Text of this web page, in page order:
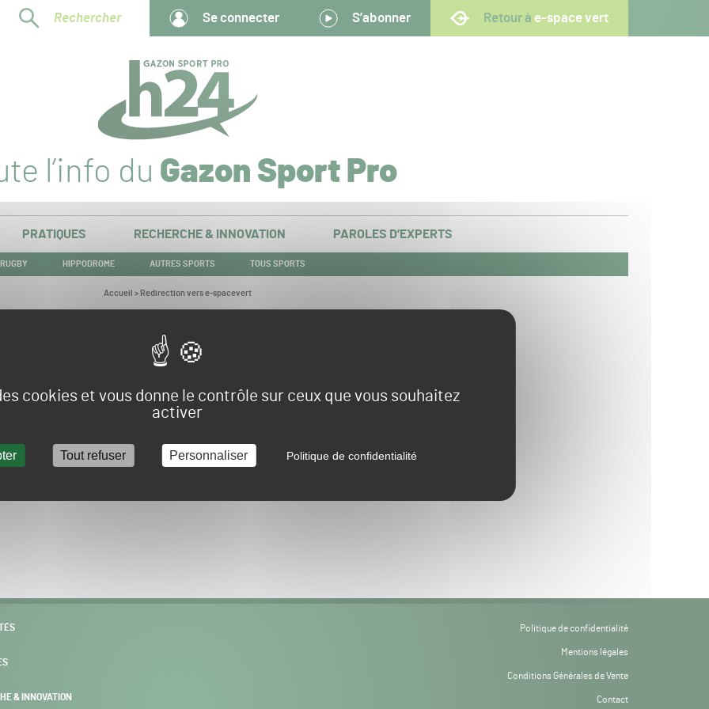
cookies et vous donne le contrôle sur ceux que vous souhaitez
activer
Tout refuser Personnaliser Politique de confidentialité
Rechercher Se connecter S’abonner Retour à e-space vert
l’info du Gazon Sport Pro
PRATIQUES RECHERCHE & INNOVATION PAROLES D’EXPERTS
RUGBY HIPPODROME AUTRES SPORTS TOUS SPORTS
Vous
Accueil > Redirection vers e-spacevert
Redirection vers e-spacevert
POURSUIVRE VERS E-SPACEVERT BY SALONVERT
& INNOVATION
Politique de confidentialité
Mentions légales
Conditions Générales de Vente
Contact